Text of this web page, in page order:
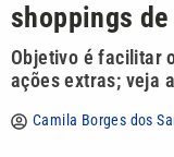
shoppings
Objetivo é facilitar
ações extras; veja
Camila Borges dos